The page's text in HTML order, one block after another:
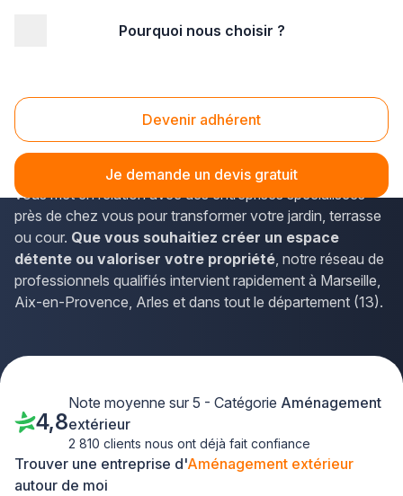
Pourquoi nous choisir ?
Devenir adhérent
Je demande un devis gratuit
Aménagement extérieur Bouches-du-Rhône (13)
Vous envisagez un projet d'aménagement extérieur
dans les Bouches-du-Rhône? La solution Plus que pro
vous met en relation avec des entreprises spécialisées
près de chez vous pour transformer votre jardin, terrasse
ou cour. Que vous souhaitiez créer un espace
détente ou valoriser votre propriété, notre réseau de
professionnels qualifiés intervient rapidement à Marseille,
Aix-en-Provence, Arles et dans tout le département (13).
Trouver une entreprise d'Aménagement extérieur
autour de moi
4,8
Note moyenne sur 5 - Catégorie Aménagement
extérieur
2 810 clients nous ont déjà fait confiance